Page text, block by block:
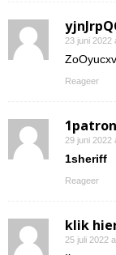
23 juni 2022
Reageer
29 juni 2022
1sheriff
Reageer
klik
25 juli 2022